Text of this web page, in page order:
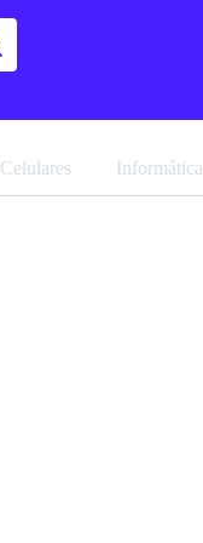
Celulares Informática